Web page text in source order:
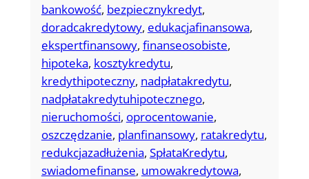
bankowość, bezpiecznykredyt
doradcakredytowy, edukacjafinansowa
ekspertfinansowy, finanseosobiste
hipoteka, kosztykredytu
kredythipoteczny, nadpłatakredytu
nadpłatakredytuhipotecznego
nieruchomości, oprocentowanie
oszczędzanie, planfinansowy, ratakredytu
redukcjazadłużenia, SpłataKredytu
swiadomefinanse, umowakredytowa